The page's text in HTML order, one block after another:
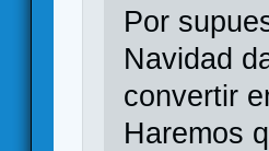
Por
Navidad
convertir
Haremos